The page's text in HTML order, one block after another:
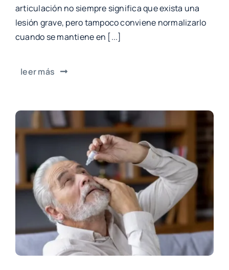
articulación no siempre significa que exista una
lesión grave, pero tampoco conviene normalizarlo
cuando se mantiene en [...]
leer más